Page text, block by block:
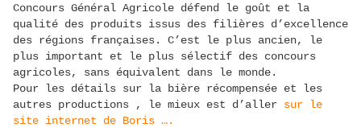
Concours Général Agricole défend le goût et la
qualité des produits issus des filières d’excellence
des régions françaises. C’est le plus ancien, le
plus important et le plus sélectif des concours
agricoles, sans équivalent dans le monde.
Pour les détails sur la bière récompensée et les
autres productions , le mieux est d’aller sur le
site internet de Boris ….